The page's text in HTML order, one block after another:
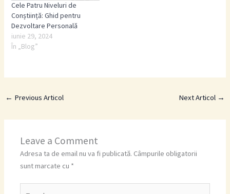
Cele Patru Niveluri de
Conștiință: Ghid pentru
Dezvoltare Personală
iunie 29, 2024
În „Blog”
← Previous Articol Next Articol →
Leave a Comment
Adresa ta de email nu va fi publicată. Câmpurile obligatorii
sunt marcate cu *